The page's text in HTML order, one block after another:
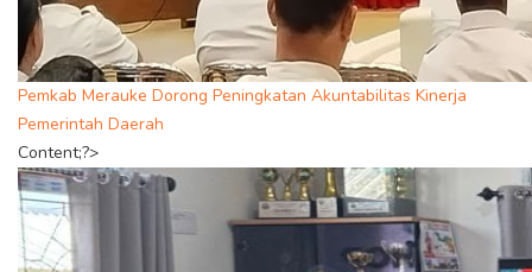
Pemkab Merauke Dorong Peningkatan Akuntabilitas Kinerja
Pemerintah Daerah
Content;?>